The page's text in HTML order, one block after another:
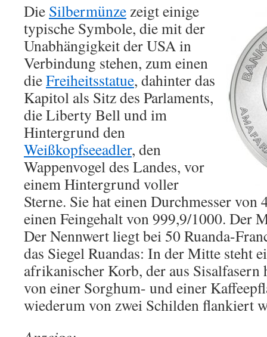
Die Silbermünzezeigt einige
typische Symbole, die mit der
Unabhängigkeit der USA in
Verbindung stehen, zum einen
dieFreiheitsstatue, dahinter das
Kapitol als Sitz des Parlaments,
die Liberty Bell und im
Hintergrund den
Weißkopfseeadler, den
Wappenvogel des Landes, vor
einem Hintergrund voller
Sterne. Sie hat einen Durchmesser
einen Feingehalt von 999,9/1000. Der
Der Nennwert liegt bei 50 Ruanda-
das Siegel Ruandas: In der Mitte steht
afrikanischer Korb, der aus
von einer Sorghum- und einer
wiederum von zwei Schilden flankiert